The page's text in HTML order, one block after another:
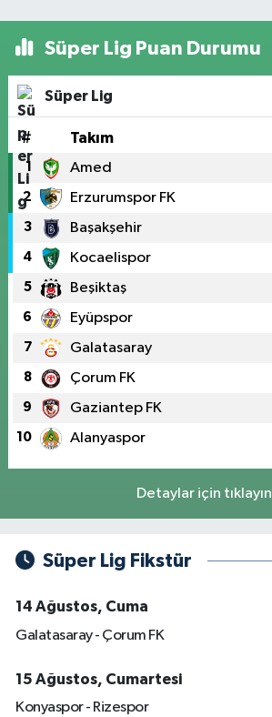
Süper Lig Puan Durumu
Süper Lig
# Takım
1 Amed
2 Erzurumspor FK
3 Başakşehir
4 Kocaelispor
5 Beşiktaş
6 Eyüpspor
7 Galatasaray
8 Çorum FK
9 Gaziantep FK
10 Alanyaspor
Detaylar için tıklayın
Süper Lig Fikstür
14 Ağustos, Cuma
Galatasaray - Çorum FK
15 Ağustos, Cumartesi
Konyaspor - Rizespor